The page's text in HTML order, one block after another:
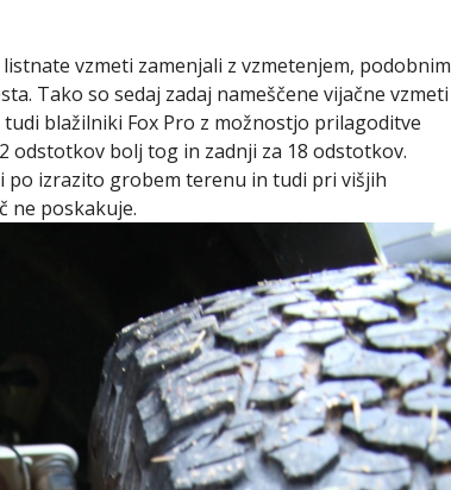
vzmeti zamenjali z vzmetenjem, podobnim
Tako so sedaj zadaj nameščene vijačne vzmeti
blažilniki Fox Pro z možnostjo prilagoditve
odstotkov bolj tog in zadnji za 18 odstotkov.
po izrazito grobem terenu in tudi pri višjih
ne poskakuje.